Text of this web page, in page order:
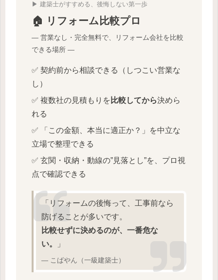
▶ 建築士がすすめる、後悔しない第一歩
🏠 リフォーム比較プロ
― 営業なし・完全無料で、リフォーム会社を比較
できる場所 ―
✅ 契約前から相談できる（しつこい営業な
し）
✅ 複数社の見積もりを 比較してから決めら
れる
✅ 「この金額、本当に適正か？」を中立な
立場で整理できる
✅ 玄関・収納・動線の”見落とし”を、プロ視
点で確認できる
「リフォームの後悔って、工事前なら
防げることが多いです。
比較せずに決めるのが、一番危な
い。
」
― こばやん（一級建築士）